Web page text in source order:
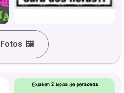
Fotos 🖼️